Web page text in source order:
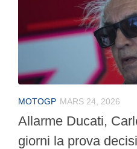
MOTOGP MARS 24, 2026
Allarme Ducati,
giorni la prova